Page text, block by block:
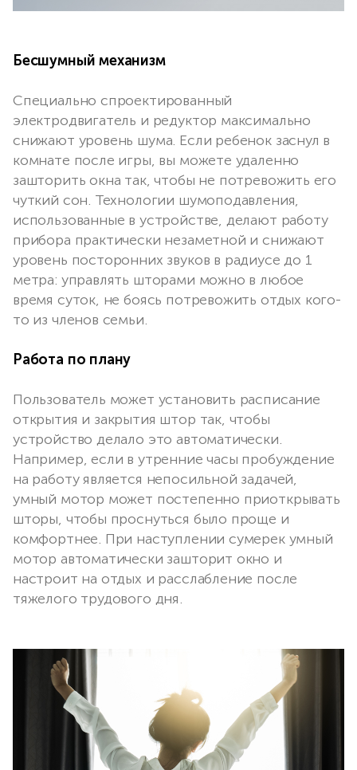
Бесшумный механизм
Специально спроектированный
электродвигатель и редуктор максимально
снижают уровень шума. Если ребенок заснул в
комнате после игры, вы можете удаленно
зашторить окна так, чтобы не потревожить его
чуткий сон. Технологии шумоподавления,
использованные в устройстве, делают работу
прибора практически незаметной и снижают
уровень посторонних звуков в радиусе до 1
метра: управлять шторами можно в любое
время суток, не боясь потревожить отдых кого-
то из членов семьи.
Работа по плану
Пользователь может установить расписание
открытия и закрытия штор так, чтобы
устройство делало это автоматически.
Например, если в утренние часы пробуждение
на работу является непосильной задачей,
умный мотор может постепенно приоткрывать
шторы, чтобы проснуться было проще и
комфортнее. При наступлении сумерек умный
мотор автоматически зашторит окно и
настроит на отдых и расслабление после
тяжелого трудового дня.